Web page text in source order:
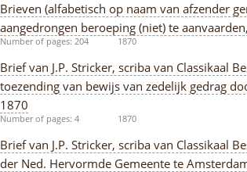
Brieven (alfabetisch op naam van afzender
aangedrongen beroeping (niet) te
Number of pages: 204 1870
Brief van J.P. Stricker, scriba van Classikaal
toezending van bewijs van zedelijk gedrag
1870
Number of pages: 4 1870
Brief van J.P. Stricker, scriba van Classikaal
der Ned. Hervormde Gemeente te